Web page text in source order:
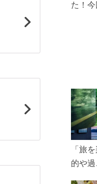
た！
太陽
「旅
的や過